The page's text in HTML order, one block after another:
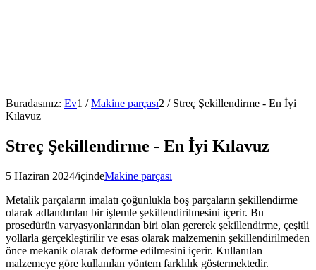
Buradasınız: Ev1 / Makine parçası2 / Streç Şekillendirme - En İyi
Kılavuz
Streç Şekillendirme - En İyi Kılavuz
5 Haziran 2024/içindeMakine parçası
Metalik parçaların imalatı çoğunlukla boş parçaların şekillendirme
olarak adlandırılan bir işlemle şekillendirilmesini içerir. Bu
prosedürün varyasyonlarından biri olan gererek şekillendirme, çeşitli
yollarla gerçekleştirilir ve esas olarak malzemenin şekillendirilmeden
önce mekanik olarak deforme edilmesini içerir. Kullanılan
malzemeye göre kullanılan yöntem farklılık göstermektedir.